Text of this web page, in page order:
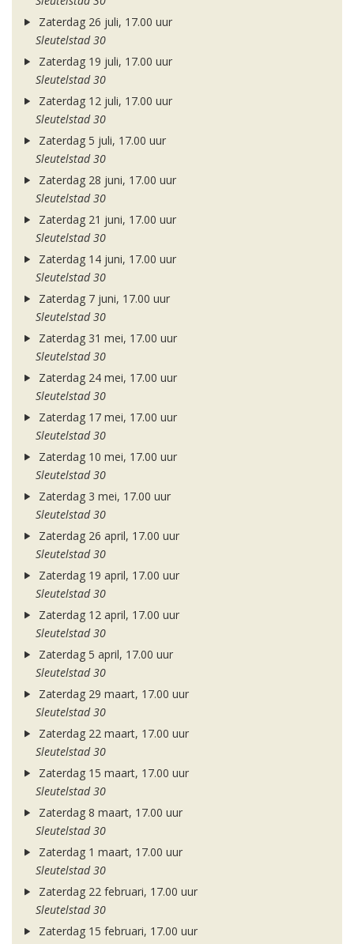
Zaterdag 26 juli, 17.00 uur
Sleutelstad 30
Zaterdag 19 juli, 17.00 uur
Sleutelstad 30
Zaterdag 12 juli, 17.00 uur
Sleutelstad 30
Zaterdag 5 juli, 17.00 uur
Sleutelstad 30
Zaterdag 28 juni, 17.00 uur
Sleutelstad 30
Zaterdag 21 juni, 17.00 uur
Sleutelstad 30
Zaterdag 14 juni, 17.00 uur
Sleutelstad 30
Zaterdag 7 juni, 17.00 uur
Sleutelstad 30
Zaterdag 31 mei, 17.00 uur
Sleutelstad 30
Zaterdag 24 mei, 17.00 uur
Sleutelstad 30
Zaterdag 17 mei, 17.00 uur
Sleutelstad 30
Zaterdag 10 mei, 17.00 uur
Sleutelstad 30
Zaterdag 3 mei, 17.00 uur
Sleutelstad 30
Zaterdag 26 april, 17.00 uur
Sleutelstad 30
Zaterdag 19 april, 17.00 uur
Sleutelstad 30
Zaterdag 12 april, 17.00 uur
Sleutelstad 30
Zaterdag 5 april, 17.00 uur
Sleutelstad 30
Zaterdag 29 maart, 17.00 uur
Sleutelstad 30
Zaterdag 22 maart, 17.00 uur
Sleutelstad 30
Zaterdag 15 maart, 17.00 uur
Sleutelstad 30
Zaterdag 8 maart, 17.00 uur
Sleutelstad 30
Zaterdag 1 maart, 17.00 uur
Sleutelstad 30
Zaterdag 22 februari, 17.00 uur
Sleutelstad 30
Zaterdag 15 februari, 17.00 uur